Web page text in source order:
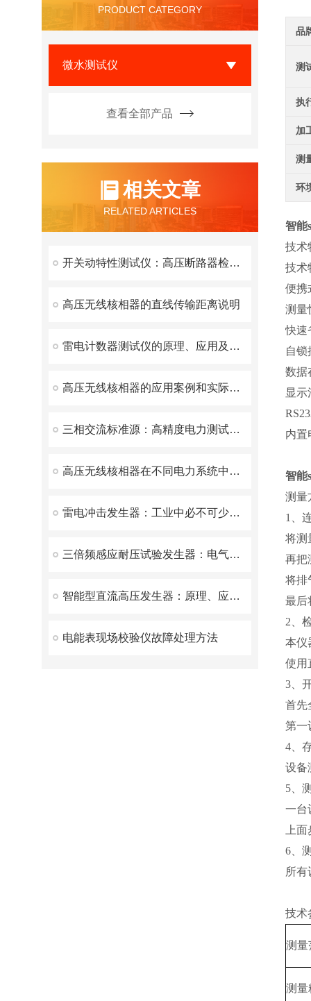
PRODUCT CATEGORY
微水测试仪
查看全部产品
相关文章
RELATED ARTICLES
开关动特性测试仪：高压断路器检测的得力助手
高压无线核相器的直线传输距离说明
雷电计数器测试仪的原理、应用及注意事项
高压无线核相器的应用案例和实际效果
三相交流标准源：高精度电力测试的核心利器
高压无线核相器在不同电力系统中的适用性如何？
雷电冲击发生器：工业中必不可少的电磁兼容测试设备
三倍频感应耐压试验发生器：电气安全检测的守护神
智能型直流高压发生器：原理、应用与优势
电能表现场校验仪故障处理方法
品
测
执
加
测
环
智能
技术
技术
便携
测量
快速
自
数据
显示
内置
智能
测量
1、
将测
再把
将排
最后
2、
本仪
使用
3、
首先
第一
4、
设备
5、
一台
上
6、
所有
技术
测量
测量